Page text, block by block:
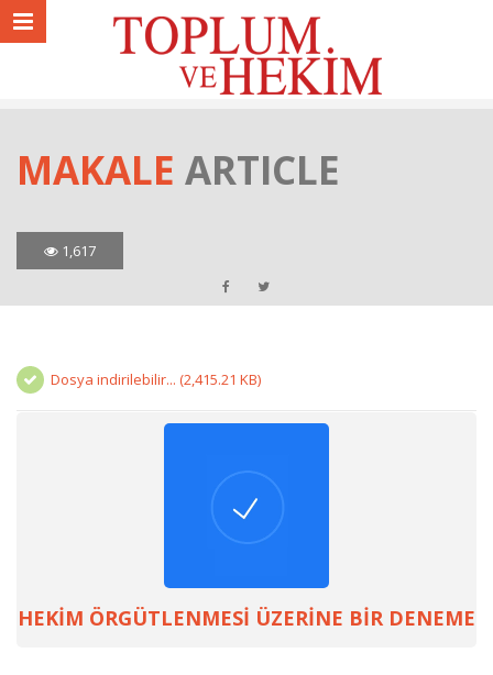
MAKALE ARTICLE
1,617
Dosya indirilebilir... (2,415.21 KB)
HEKİM ÖRGÜTLENMESİ ÜZERİNE BİR DENEME